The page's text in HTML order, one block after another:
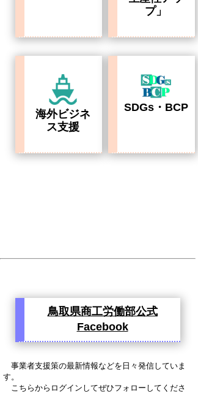
プ」
海外ビジネ
ス支援
SDGs・BCP
鳥取県商工労働部公式
Facebook
事業者支援策の最新情報などを日々発信していま
す。
こちらからログインしてぜひフォローしてくださ